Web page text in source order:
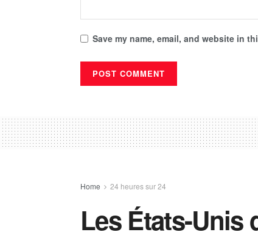
Save my name, email, and website in
Home 24 heures sur 24
Les États-Unis